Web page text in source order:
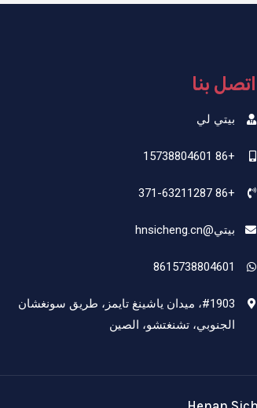
اتصل بنا
بيتي لي
+86 15738804601
+86 371-63211287
بيتي@hnsicheng.cn
8615738804601
#1903، ميدان ياشينغ تايمز، طريق سونغشان
الجنوبي، تشنغتشو، الصين